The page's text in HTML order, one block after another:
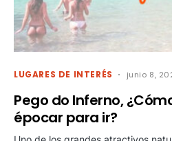
LUGARES DE INTERÉS junio 8,
Pego do Inferno,
épocar para ir?